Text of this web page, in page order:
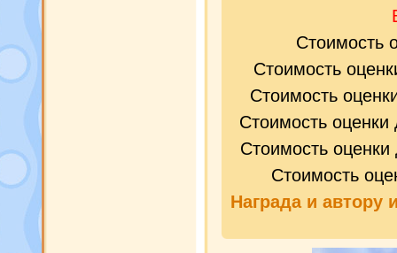
Стоимость
Стоимость
Стоимость
Стоимость
Стоимость
Стоимость
Награда и автору